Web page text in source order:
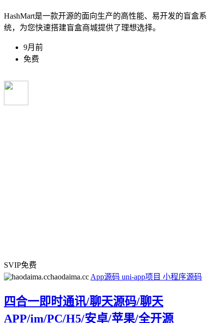
HashMart是一款开源的面向生产的高性能、易开发的盲盒系
统，为您快速搭建盲盒商城提供了理想选择。
9月前
免费
SVIP免费
haodaima.cc App源码 uni-app项目 小程序源码
四合一即时通讯/聊天源码/聊天
APP/im/PC/H5/安卓/苹果/全开源